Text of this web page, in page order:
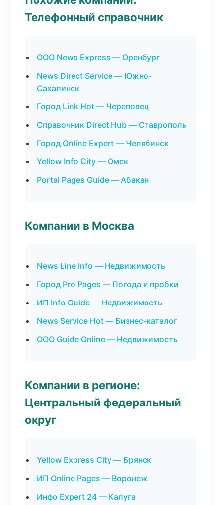
Телефонный справочник
ООО News Express — Оренбург
News Direct Service — Южно-
Сахалинск
Город Link Hot — Череповец
Справочник Direct Hub — Ставрополь
Город Online Expert — Челябинск
Yellow Info City — Омск
Portal Pages Guide — Абакан
Компании в Москва
News Line Info — Недвижимость
Город Pro Pages — Погода и пробки
ИП Info Guide — Недвижимость
News Service Hot — Бизнес-каталог
ООО Guide Online — Недвижимость
Компании в регионе:
Центральный федеральный
округ
Yellow Express City — Брянск
ИП Online Pages — Воронеж
Инфо Expert 24 — Калуга